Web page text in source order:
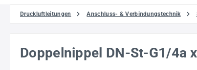
Druckluftleitungen Anschluss- & Verbindungstechnik
Doppelnippel DN-St-G1/4a